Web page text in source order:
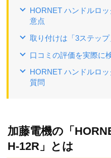
HORNET ハンドルロ
意点
取り付けは「3ステッ
口コミの評価を実際に
HORNET ハンドルロ
質問
加藤電機の「
H-12R」とは